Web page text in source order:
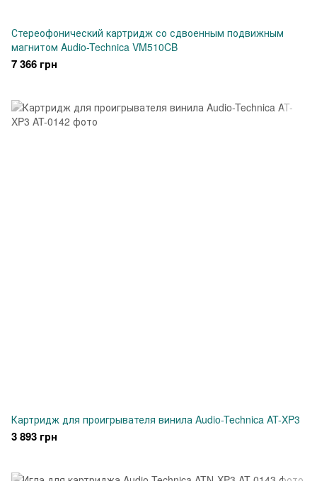
Стереофонический картридж со сдвоенным подвижным
магнитом Audio-Technica VM510CB
7 366 грн
Картридж для проигрывателя винила Audio-Technica AT-XP3
3 893 грн